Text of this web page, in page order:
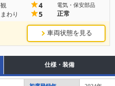
4
わり 5
電気・保安部品
正常
車両状態を見る
仕様・装備